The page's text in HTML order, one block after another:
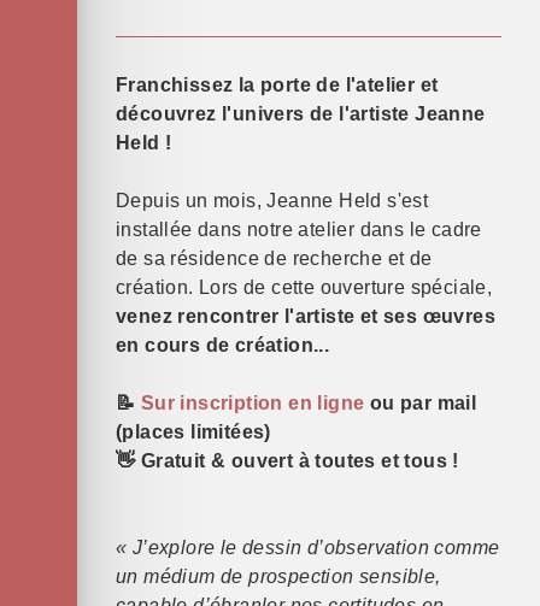
Franchissez la porte de l'atelier et
découvrez l'univers de l'artiste Jeanne
Held !
Depuis un mois, Jeanne Held s'est
installée dans notre atelier dans le cadre
de sa résidence de recherche et de
création. Lors de cette ouverture spéciale,
venez rencontrer l'artiste et ses œuvres
en cours de création...
📝 Sur inscription en ligne ou par mail
(places limitées)
👋 Gratuit & ouvert à toutes et tous !
« J’explore le dessin d’observation comme
un médium de prospection sensible,